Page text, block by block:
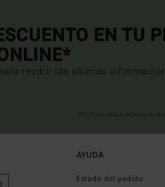
EN TU
recibir las ultimas
AYUDA
Estado del pedido